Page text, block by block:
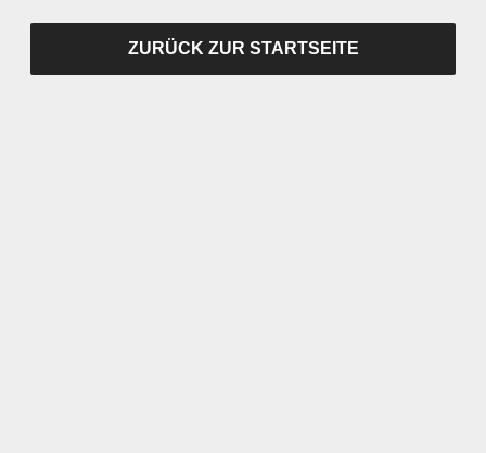
ZURÜCK ZUR STARTSEITE